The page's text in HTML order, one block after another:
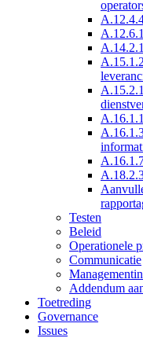
Testen
Beleid
Operationele
Communicatie
Addendum
Toetreding
Governance
Issues